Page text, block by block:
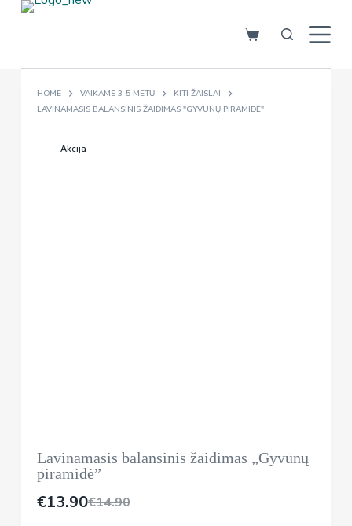
S
HOME VAIKAMS 3-5 METŲ
KITI ŽAISLAI
LAVINAMASIS BALANSINIS ŽAIDIMAS "GYVŪNŲ PIRAMIDĖ"
Akcija
Lavinamasis balansinis žaidimas „Gyvūnų
piramidė”
€14.90
€13.90